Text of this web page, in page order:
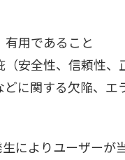
用であること
安全性、信頼性、
に関する欠陥、エ
によりユーザーが